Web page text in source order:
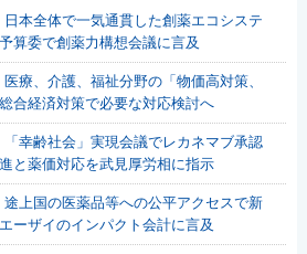
本全体で一気通貫した創薬エコシステ
算委で創薬力構想会議に言及
療、介護、福祉分野の「物価高対策、
合経済対策で必要な対応検討へ
幸齢社会」実現会議でレカネマブ承認
と薬価対応を武見厚労相に指示
上国の医薬品等への公平アクセスで新
ーザイのインパクト会計に言及